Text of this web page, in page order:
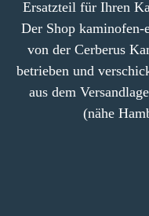
513 x 30 mm)
oben (485 x 175
Seitenstein links
30 mm),
rechts (258 x 621
Seitenstein links
181 x 30 mm),
Ersatzteil für Ihren
Der Shop
von der Cerberus
betrieben und
aus dem
(nähe